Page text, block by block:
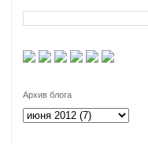
Архив блога